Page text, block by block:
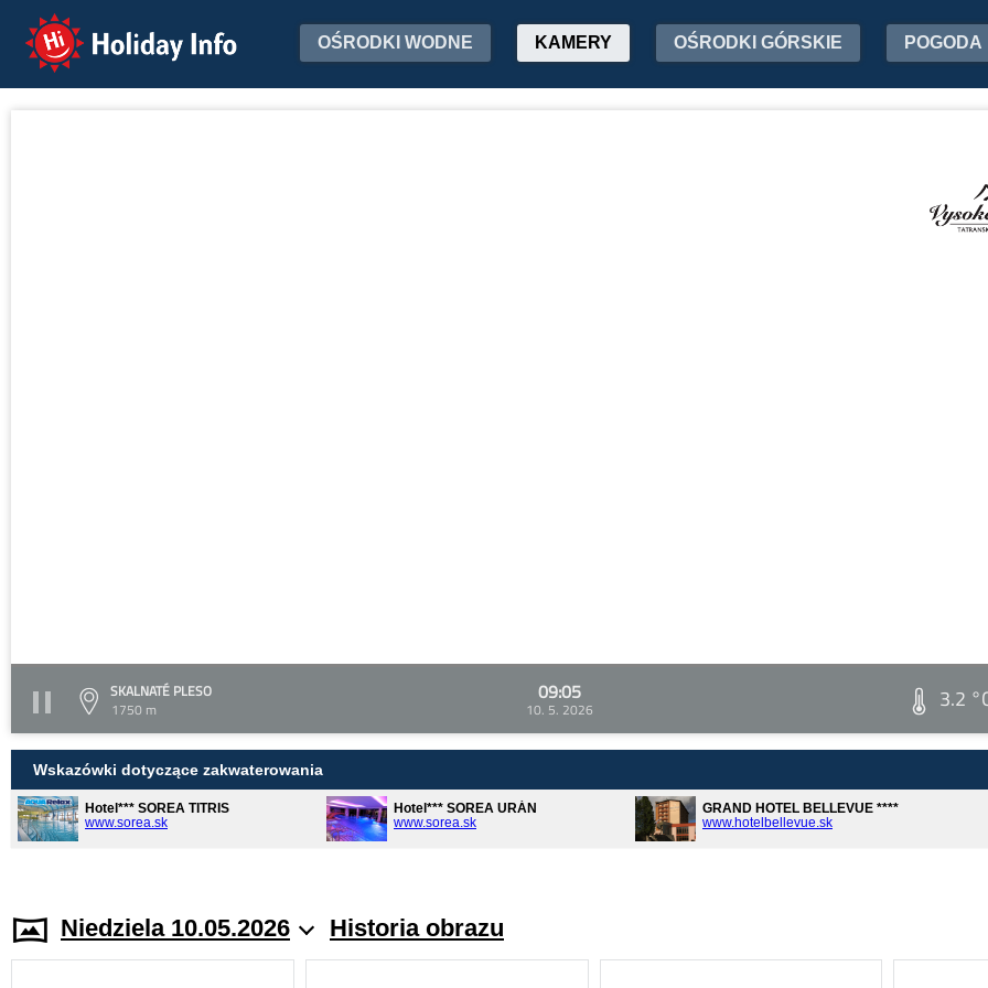
Holiday Info OŚRODKI WODNE KAMERY OŚRODKI GÓRSKIE POGODA
SKALNATÉ PLESO
1750 m
09:05
10. 5. 2026 3.2
Wskazówki dotyczące zakwaterowania
Hotel*** SOREA TITRIS
www.sorea.sk
Hotel*** SOREA URÁN
www.sorea.sk
GRAND HOTEL BELLEVUE ****
www.hotelbellevue.sk
Niedziela 10.05.2026 Historia obrazu